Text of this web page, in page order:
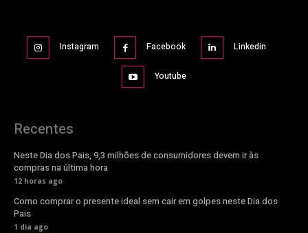
Instagram Facebook Linkedin
Youtube
Recentes
Neste Dia dos Pais, 9,3 milhões de consumidores devem ir às
compras na última hora
12 horas ago
Como comprar o presente ideal sem cair em golpes neste Dia dos
Pais
1 dia ago